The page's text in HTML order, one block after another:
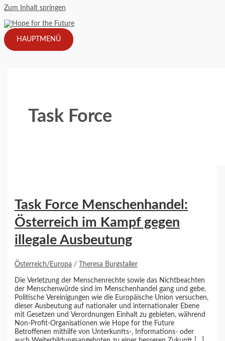
Zum Inhalt springen
HAUPTMENÜ
Task Force
Task Force Menschenhandel:
Österreich im Kampf gegen
illegale Ausbeutung
Österreich/Europa / Theresa Burgstaller
Die Verletzung der Menschenrechte sowie das Nichtbeachten
der Menschenwürde sind im Menschenhandel gang und gebe.
Politische Vereinigungen wie die Europäische Union versuchen,
dieser Ausbeutung auf nationaler und internationaler Ebene
mit Gesetzen und Verordnungen Einhalt zu gebieten, während
Non-Profit-Organisationen wie Hope for the Future
Betroffenen mithilfe von Unterkunfts-, Informations- oder